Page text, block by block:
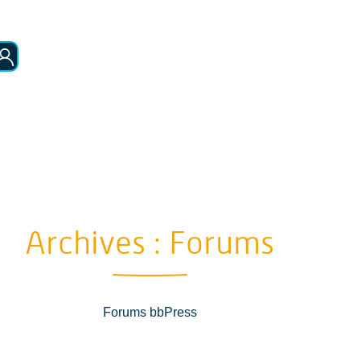
Archives : Forums
Forums bbPress